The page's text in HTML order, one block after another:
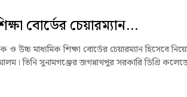
বোর্ডের চেয়ারম্যান...
ও উচ্চ মাধ্যমিক শিক্ষা বোর্ডের চেয়ারম্যান হিসেবে
তিনি সুনামগঞ্জের জগন্নাথপুর সরকারি ডিগ্রি